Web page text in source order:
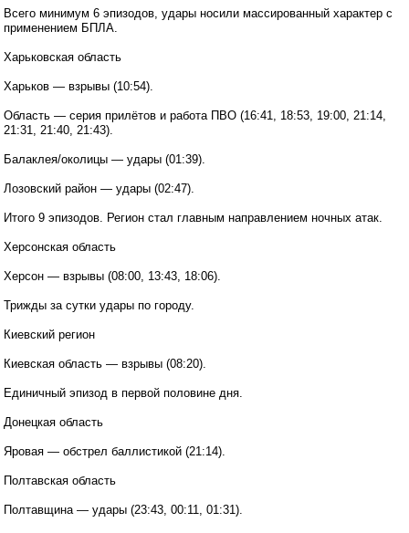
Всего минимум 6 эпизодов, удары носили массированный характер с
применением БПЛА.
Харьковская область
Харьков — взрывы (10:54).
Область — серия прилётов и работа ПВО (16:41, 18:53, 19:00, 21:14,
21:31, 21:40, 21:43).
Балаклея/околицы — удары (01:39).
Лозовский район — удары (02:47).
Итого 9 эпизодов. Регион стал главным направлением ночных атак.
Херсонская область
Херсон — взрывы (08:00, 13:43, 18:06).
Трижды за сутки удары по городу.
Киевский регион
Киевская область — взрывы (08:20).
Единичный эпизод в первой половине дня.
Донецкая область
Яровая — обстрел баллистикой (21:14).
Полтавская область
Полтавщина — удары (23:43, 00:11, 01:31).